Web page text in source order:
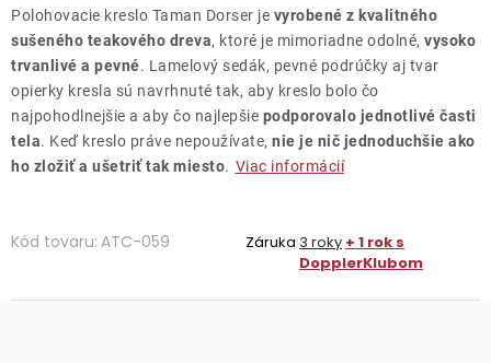
Polohovacie kreslo Taman Dorser je vyrobené z kvalitného
sušeného teakového dreva, ktoré je mimoriadne odolné, vysoko
trvanlivé a pevné. Lamelový sedák, pevné podrúčky aj tvar
opierky kresla sú navrhnuté tak, aby kreslo bolo čo
najpohodlnejšie a aby čo najlepšie podporovalo jednotlivé časti
tela. Keď kreslo práve nepoužívate, nie je nič jednoduchšie ako
ho zložiť a ušetriť tak miesto. Viac informácií
Kód tovaru: ATC-059 Záruka 3 roky + 1 rok s
DopplerKlubom